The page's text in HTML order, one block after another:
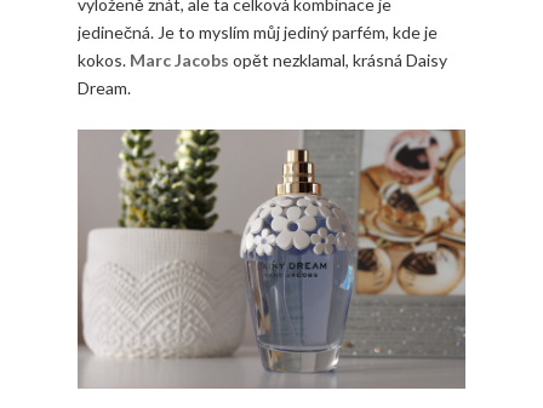
vyloženě znát, ale ta celková kombinace je
jedinečná. Je to myslím můj jediný parfém, kde je
kokos. Marc Jacobs opět nezklamal, krásná Daisy
Dream.